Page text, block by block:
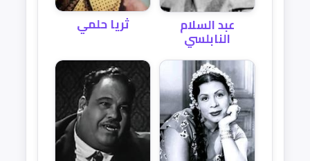
عبد السلام
النابلسي
ثريا حلمي